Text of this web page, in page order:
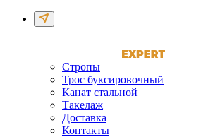
Стропы
Трос буксировочный
Канат стальной
Такелаж
Доставка
Контакты